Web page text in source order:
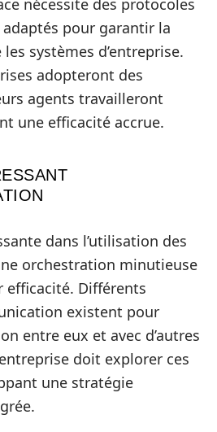
nécessite des protocoles
pour garantir la
systèmes d’entreprise.
adopteront des
agents travailleront
une efficacité accrue.
dans l’utilisation des
orchestration minutieuse
Différents
existent pour
entre eux et avec d’autres
doit explorer ces
une stratégie